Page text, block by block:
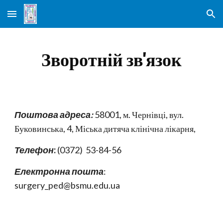
Skip to main content Skip to navigation
Зворотній зв'язок
Поштова адреса:58001, м. Чернівці, вул.
Буковинська, 4, Міська дитяча клінічна лікарня,
Телефон:(0372) 53-84-56
Електронна пошта:
surgery_ped@bsmu.edu.ua